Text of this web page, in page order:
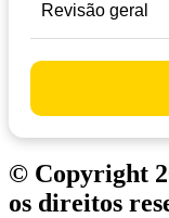
Revisão geral
© Copyright
os direitos